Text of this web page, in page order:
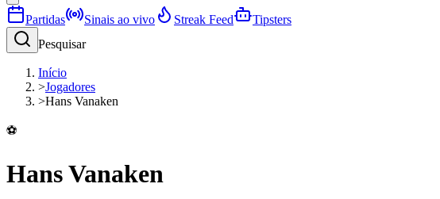
Partidas Sinais ao vivo Streak Feed
Tipsters
Pesquisar
Início
>Jogadores
>Hans Vanaken
⚽
Hans Vanaken